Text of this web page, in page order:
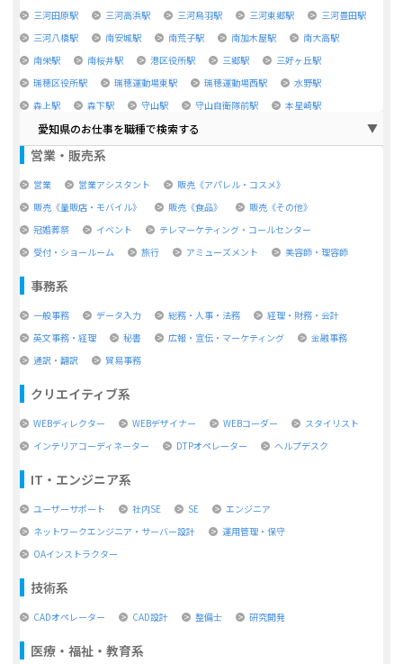
三河田原駅
三河高浜駅 三河鳥羽駅 三河東郷駅
三河豊田駅
三河八橋駅
南安城駅 南荒子駅 南加木屋駅
南大高駅
南栄駅
南桜井駅 港区役所駅 三郷駅
三好ヶ丘駅
瑞穂区役所駅
瑞穂運動場東駅 瑞穂運動場西駅
水野駅
森上駅
森下駅 守山駅 守山自衛隊前駅 本星崎駅
愛知県のお仕事を職種で検索する
営業・販売系
営業 営業アシスタント
販売《アパレル・コスメ》
販売《量販店・モバイル》
販売《食品》
販売《その他》
冠婚葬祭
イベント
テレマーケティング・コールセンター
受付・ショールーム
旅行 アミューズメント 美容師・理容師
事務系
一般事務 データ入力 総務・人事・法務
経理・財務・会計
英文事務・経理
秘書 広報・宣伝・マーケティング
金融事務
通訳・翻訳
貿易事務
クリエイティブ系
WEBディレクター WEBデザイナー WEBコーダー
スタイリスト
インテリアコーディネーター
DTPオペレーター ヘルプデスク
IT・エンジニア系
ユーザーサポート 社内SE SE
エンジニア
ネットワークエンジニア・サーバー設計
運用管理・保守
OAインストラクター
技術系
CADオペレーター CAD設計 整備士 研究開発
医療・福祉・教育系